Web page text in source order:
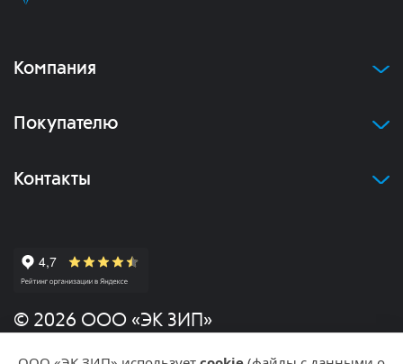
Компания
Покупателю
Контакты
© 2026 ООО «ЭК ЗИП»